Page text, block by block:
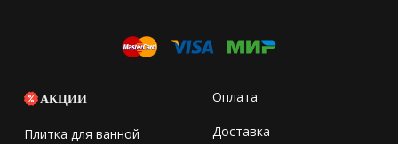
АКЦИИ
Плитка для ванной
Оплата
Доставка